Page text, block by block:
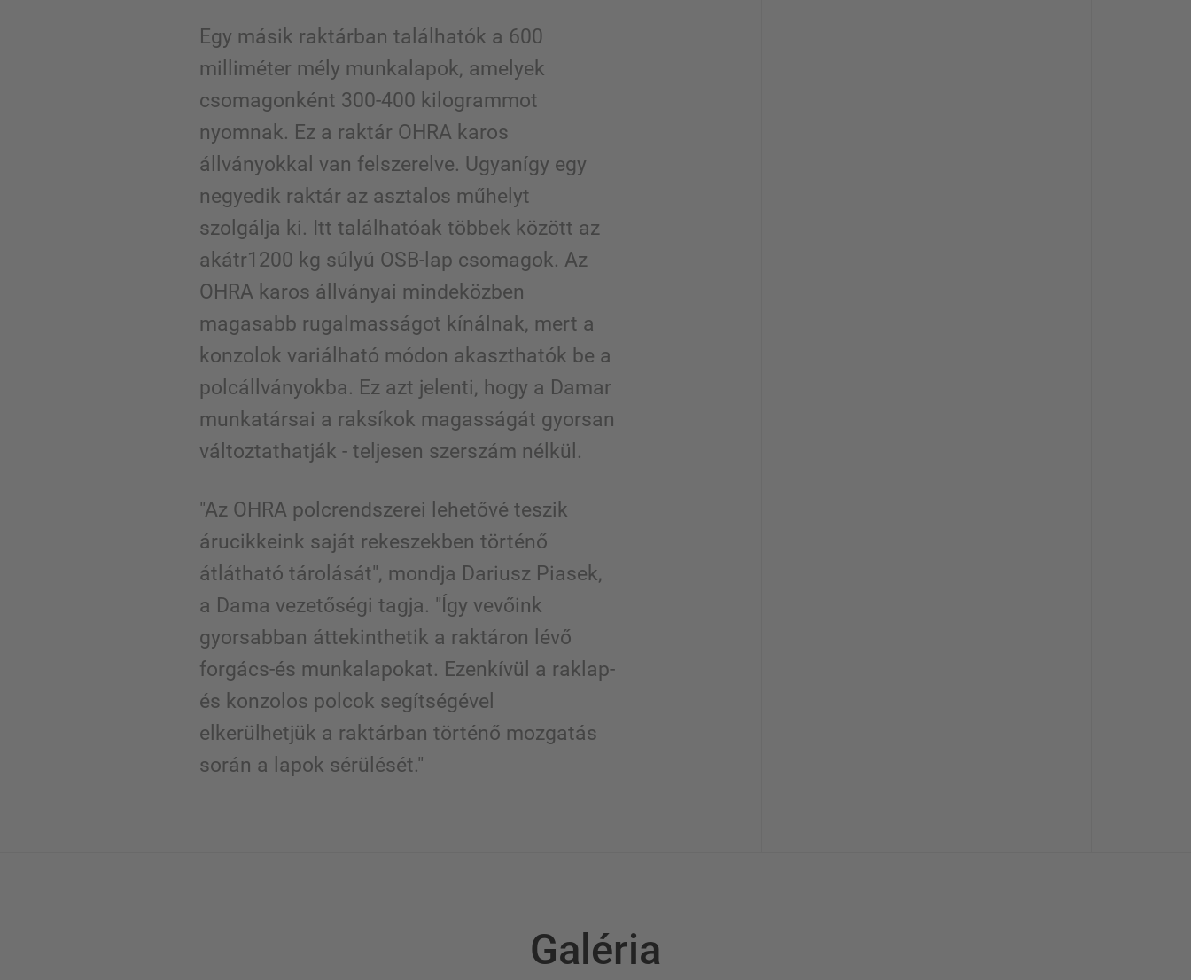
Egy másik raktárban találhatók a 600
milliméter mély munkalapok, amelyek
csomagonként 300-400 kilogrammot
nyomnak. Ez a raktár OHRA karos
állványokkal van felszerelve. Ugyanígy egy
negyedik raktár az asztalos műhelyt
szolgálja ki. Itt találhatóak többek között az
akátr1200 kg súlyú OSB-lap csomagok. Az
OHRA karos állványai mindeközben
magasabb rugalmasságot kínálnak, mert a
konzolok variálható módon akaszthatók be a
polcállványokba. Ez azt jelenti, hogy a Damar
munkatársai a raksíkok magasságát gyorsan
változtathatják - teljesen szerszám nélkül.
"Az OHRA polcrendszerei lehetővé teszik
árucikkeink saját rekeszekben történő
átlátható tárolását", mondja Dariusz Piasek,
a Dama vezetőségi tagja. "Így vevőink
gyorsabban áttekinthetik a raktáron lévő
forgács-és munkalapokat. Ezenkívül a raklap-
és konzolos polcok segítségével
elkerülhetjük a raktárban történő mozgatás
során a lapok sérülését."
Galéria